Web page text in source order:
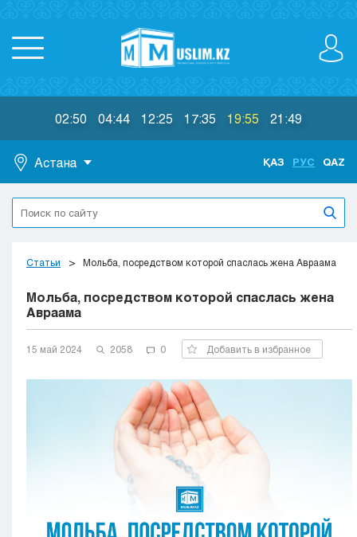
02:50 04:44 12:25 17:35 19:55 21:49
Астана
Астана
Алматы
Актобе
Жезказган
Караганда
Кокшетау
Костанай
Усть-Каменогорск
ҚАЗ РУС QAZ
Статьи Мольба, посредством которой спаслась жена Авраама
Мольба, посредством которой спаслась жена
Авраама
15 май 2024 2058 0 Добавить в избранное